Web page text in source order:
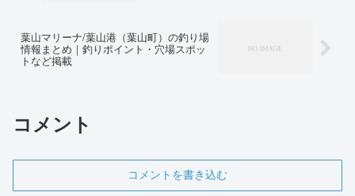
葉山マリーナ/葉山港（葉山町）の釣り場
情報まとめ｜釣りポイント・穴場スポッ
トなど掲載
コメント
コメントを書き込む